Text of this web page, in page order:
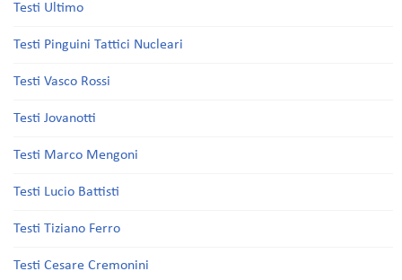
Testi Ultimo
Testi Pinguini Tattici Nucleari
Testi Vasco Rossi
Testi Jovanotti
Testi Marco Mengoni
Testi Lucio Battisti
Testi Tiziano Ferro
Testi Cesare Cremonini